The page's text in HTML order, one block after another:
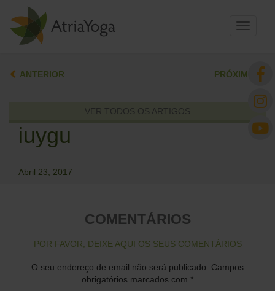
Toggle
ANTERIOR PRÓXIMO
VER TODOS OS ARTIGOS
iuygu
Abril 23, 2017
COMENTÁRIOS
POR FAVOR, DEIXE AQUI OS SEUS COMENTÁRIOS
O seu endereço de email não será publicado.
Campos
obrigatórios marcados com *